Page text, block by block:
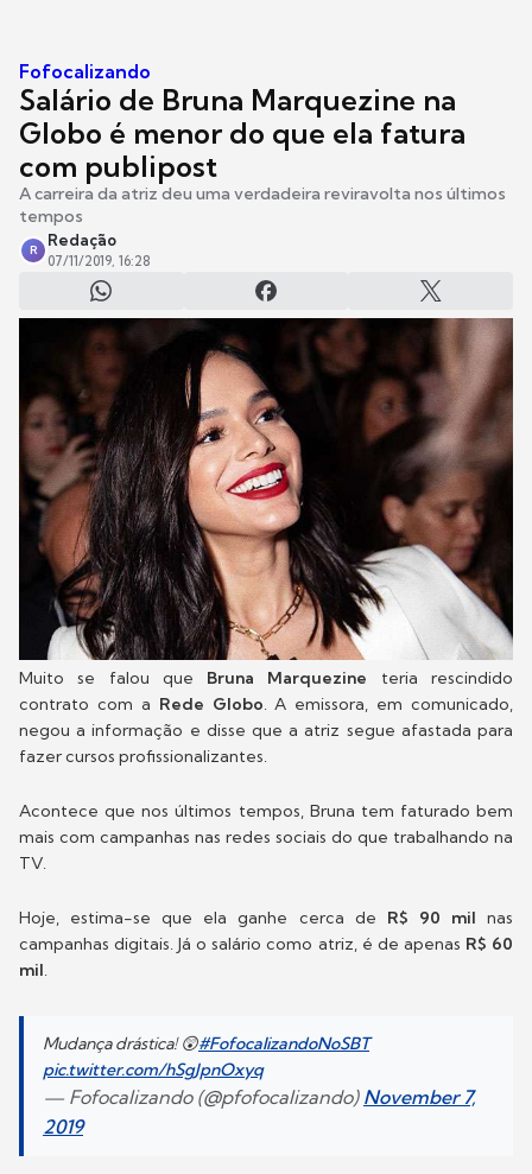
Fofocalizando
Salário de Bruna Marquezine na
Globo é menor do que ela fatura
com publipost
A carreira da atriz deu uma verdadeira reviravolta nos últimos
tempos
R
Redação
07/11/2019, 16:28
Muito se falou que Bruna Marquezine teria rescindido
contrato com a Rede Globo. A emissora, em comunicado,
negou a informação e disse que a atriz segue afastada para
fazer cursos profissionalizantes.
Acontece que nos últimos tempos, Bruna tem faturado bem
mais com campanhas nas redes sociais do que trabalhando na
TV.
Hoje, estima-se que ela ganhe cerca de R$ 90 mil nas
campanhas digitais. Já o salário como atriz, é de apenas R$ 60
mil.
Mudança drástica! 😲#FofocalizandoNoSBT
pic.twitter.com/hSgJpnOxyq
— Fofocalizando (@pfofocalizando) November 7,
2019